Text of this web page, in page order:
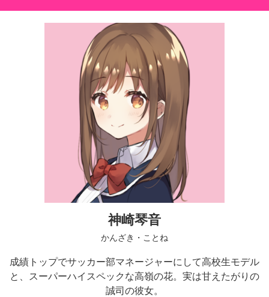
神崎琴音
かんざき・ことね
成績トップでサッカー部マネージャーにして高校生モデル
と、スーパーハイスペックな高嶺の花。実は甘えたがりの
誠司の彼女。